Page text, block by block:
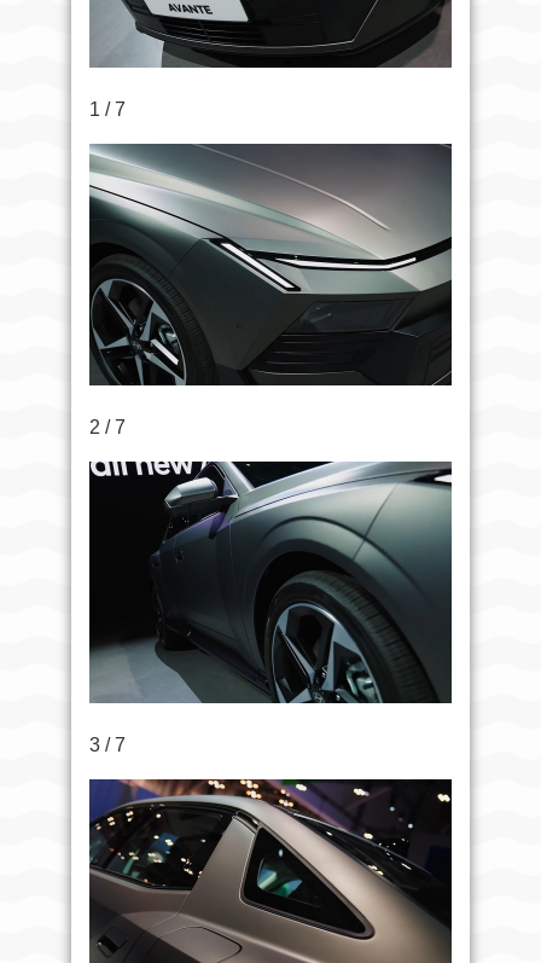
1 / 7
2 / 7
3 / 7